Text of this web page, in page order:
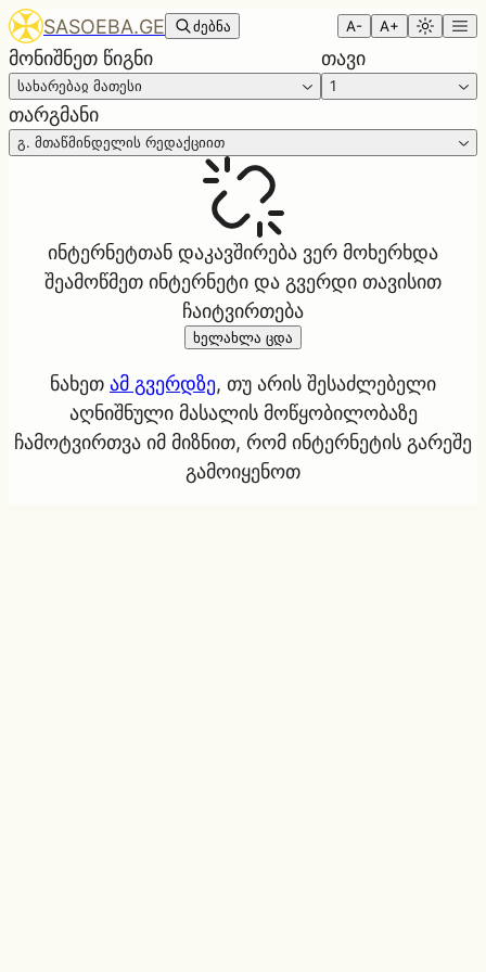
SASOEBA.GE ძებნა A- A+
მონიშნეთ წიგნი
სახარებაჲ მათესი
თავი
1
თარგმანი
გ. მთაწმინდელის რედაქციით
ინტერნეტთან დაკავშირება ვერ მოხერხდა
შეამოწმეთ ინტერნეტი და გვერდი თავისით
ჩაიტვირთება
ხელახლა ცდა
ნახეთ ამ გვერდზე, თუ არის შესაძლებელი
აღნიშნული მასალის მოწყობილობაზე
ჩამოტვირთვა იმ მიზნით, რომ ინტერნეტის გარეშე
გამოიყენოთ